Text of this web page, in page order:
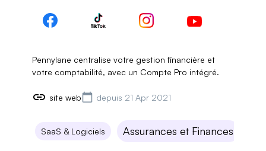
Pennylane centralise votre gestion financière et
votre comptabilité, avec un Compte Pro intégré.
site web depuis 21 Apr 2021
SaaS & Logiciels Assurances et Finances